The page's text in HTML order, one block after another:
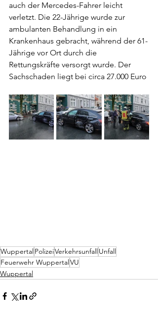
auch der Mercedes-Fahrer leicht
verletzt. Die 22-Jährige wurde zur
ambulanten Behandlung in ein
Krankenhaus gebracht, während der 61-
Jährige vor Ort durch die
Rettungskräfte versorgt wurde. Der
Sachschaden liegt bei circa 27.000 Euro
WuppertalPolizeiVerkehrsunfallUnfall
Feuerwehr WuppertalVU
Wuppertal